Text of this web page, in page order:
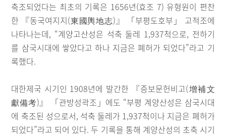
축조되었다는 최초의 기록은 1656년(효조 7) 유형원이 편찬
한 『동국여지지(東國輿地志)』 「부평도호부」 고적조에
나타나는데, “계양고산성은 석축 둘레 1,937척으로, 전하기
를 삼국시대에 쌓았다고 하나 지금은 폐허가 되었다”라고 기
록했다.
대한제국 시기인 1908년에 발간한 『증보문헌비고(增補文
獻備考)』 「관방성곽조」에도 “부평 계양산성은 삼국시대
에 축조된 성으로서, 석축 둘레가 1,937척이나 지금은 폐허가
되었다”라고 되어 있다. 두 기록을 통해 계양산성의 초축 시기